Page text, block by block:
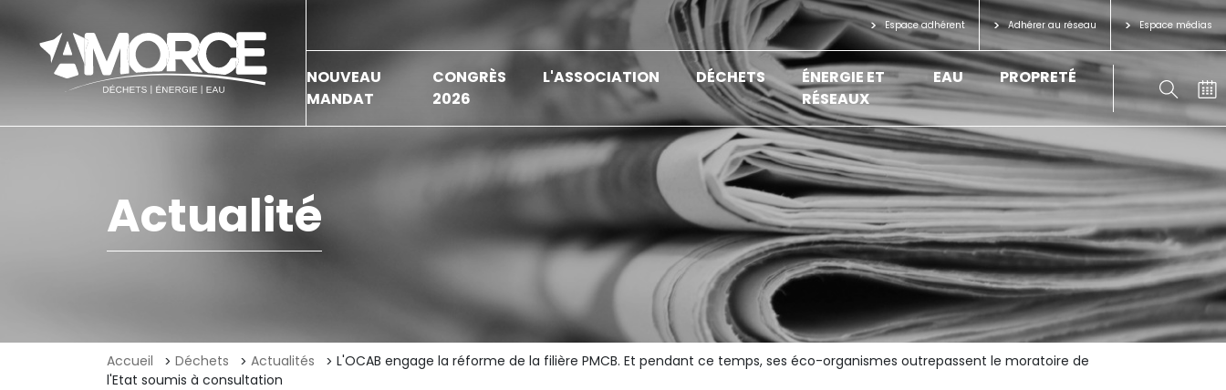
Espace adhérent Adhérer au réseau Espace médias
NOUVEAU
MANDAT
CONGRÈS
2026
L'ASSOCIATION DÉCHETS
ÉNERGIE ET
RÉSEAUX
EAU PROPRETÉ
Actualité
Accueil Déchets Actualités
L'OCAB engage la réforme de la filière PMCB. Et pendant ce temps, ses éco-organismes outrepassent le moratoire de
l'Etat soumis à consultation